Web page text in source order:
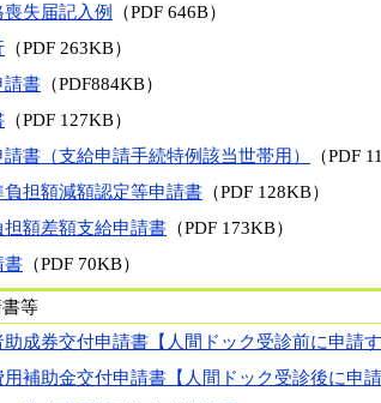
失届記入例
（PDF 646B）
（PDF 263KB）
請書 （PDF884KB）
（PDF 127KB）
書（支給申請手続特例該当世帯用）
（PDF
担額減額認定等申請書 （PDF 128KB）
額差額支給申請書 （PDF 173KB）
書 （PDF 70KB）
等
助成券交付申請書【人間ドック受診前に申請
用補助金交付申請書【人間ドック受診後に申